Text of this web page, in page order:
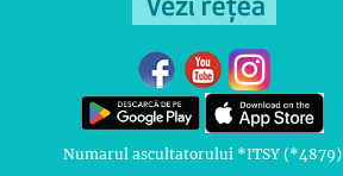
Numarul ascultatorului *ITSY (*4879)